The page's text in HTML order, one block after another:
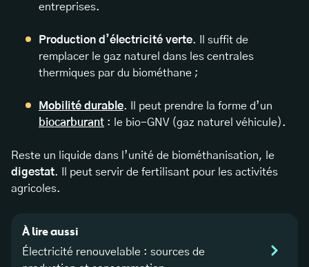
entreprises.
Production d’électricité verte. Il suffit de
remplacer le gaz naturel dans les centrales
thermiques par du biométhane ;
Mobilité durable. Il peut prendre la forme d’un
biocarburant : le bio-GNV (gaz naturel véhicule).
Reste un liquide dans l’unité de biométhanisation, le
digestat. Il peut servir de fertilisant pour les activités
agricoles.
À lire aussi
Électricité renouvelable : sources de